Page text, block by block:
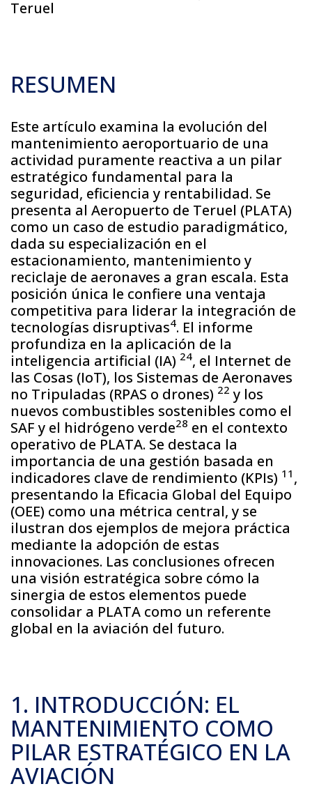
Teruel
RESUMEN
Este artículo examina la evolución del
mantenimiento aeroportuario de una
actividad puramente reactiva a un pilar
estratégico fundamental para la
seguridad, eficiencia y rentabilidad. Se
presenta al Aeropuerto de Teruel (PLATA)
como un caso de estudio paradigmático,
dada su especialización en el
estacionamiento, mantenimiento y
reciclaje de aeronaves a gran escala. Esta
posición única le confiere una ventaja
competitiva para liderar la integración de
tecnologías disruptivas4. El informe
profundiza en la aplicación de la
inteligencia artificial (IA) 24, el Internet de
las Cosas (IoT), los Sistemas de Aeronaves
no Tripuladas (RPAS o drones) 22 y los
nuevos combustibles sostenibles como el
SAF y el hidrógeno verde28 en el contexto
operativo de PLATA. Se destaca la
importancia de una gestión basada en
indicadores clave de rendimiento (KPIs) 11 ,
presentando la Eficacia Global del Equipo
(OEE) como una métrica central, y se
ilustran dos ejemplos de mejora práctica
mediante la adopción de estas
innovaciones. Las conclusiones ofrecen
una visión estratégica sobre cómo la
sinergia de estos elementos puede
consolidar a PLATA como un referente
global en la aviación del futuro.
1. INTRODUCCIÓN: EL
MANTENIMIENTO COMO
PILAR ESTRATÉGICO EN LA
AVIACIÓN